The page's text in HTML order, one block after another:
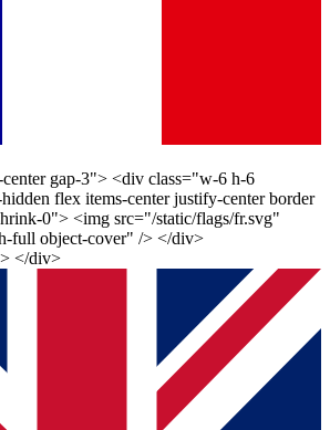
gap-3"> <div class="w-6 h-6
flex items-center justify-center border
0"> <img src="/static/flags/fr.svg"
full object-cover" /> </div>
</div>